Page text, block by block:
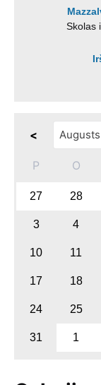
Skolas
<
P O
27 28
3 4
10 11
17 18
24 25
31 1